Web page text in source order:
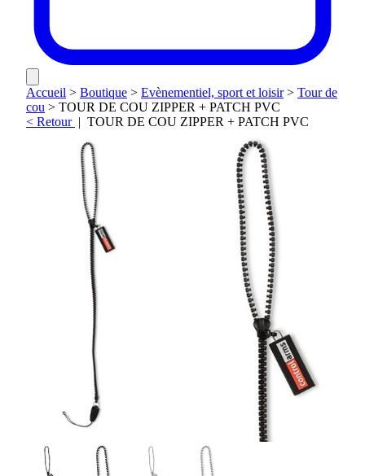
Accueil > Boutique > Evènementiel, sport et loisir> Tour de
cou > TOUR DE COU ZIPPER + PATCH PVC
< Retour | TOUR DE COU ZIPPER + PATCH PVC